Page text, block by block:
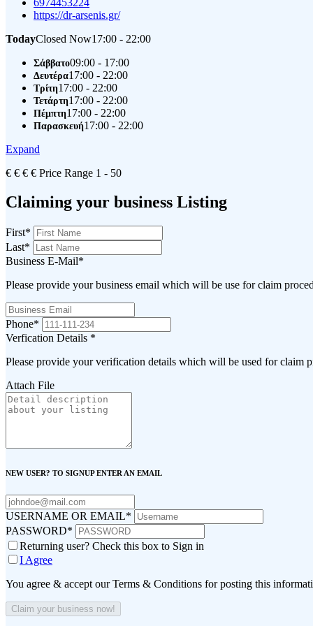
https://dr-arsenis.gr/
TodayClosed Now17:00 - 22:00
Σάββατο09:00 - 17:00
Δευτέρα17:00 - 22:00
Τρίτη17:00 - 22:00
Τετάρτη17:00 - 22:00
Πέμπτη17:00 - 22:00
Παρασκευή17:00 - 22:00
Expand
€ € € € Price Range 1 - 50
Claiming your business Listing
First*
Last*
Business E-Mail*
Please provide your business email which will be use for claim
Phone*
Verfication Details *
Please provide your verification details which will be used for claim
Attach File
NEW USER? TO SIGNUP ENTER AN EMAIL
USERNAME OR EMAIL*
PASSWORD*
Returning user? Check this box to Sign in
I Agree
You agree & accept our Terms & Conditions for posting this